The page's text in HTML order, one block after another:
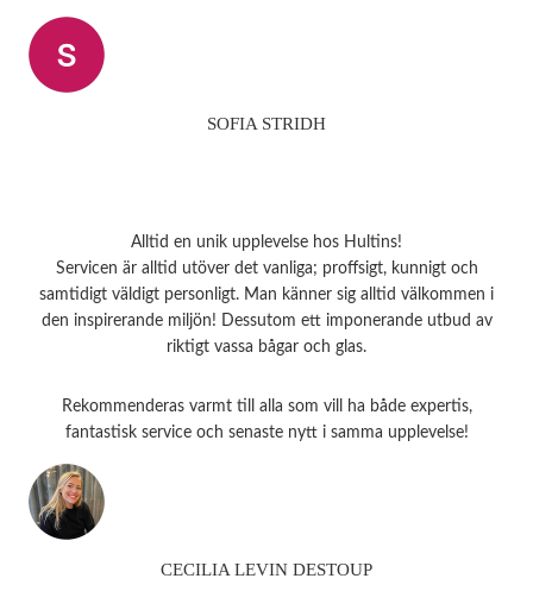
SOFIA STRIDH
Alltid en unik upplevelse hos Hultins!
Servicen är alltid utöver det vanliga; proffsigt, kunnigt och
samtidigt väldigt personligt. Man känner sig alltid välkommen i
den inspirerande miljön! Dessutom ett imponerande utbud av
riktigt vassa bågar och glas.
Rekommenderas varmt till alla som vill ha både expertis,
fantastisk service och senaste nytt i samma upplevelse!
CECILIA LEVIN DESTOUP